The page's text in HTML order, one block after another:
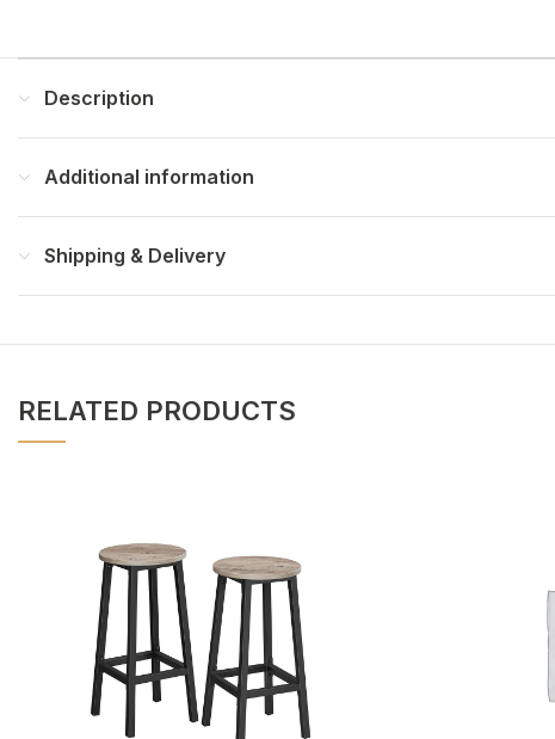
Description
Additional information
Shipping & Delivery
RELATED PRODUCTS